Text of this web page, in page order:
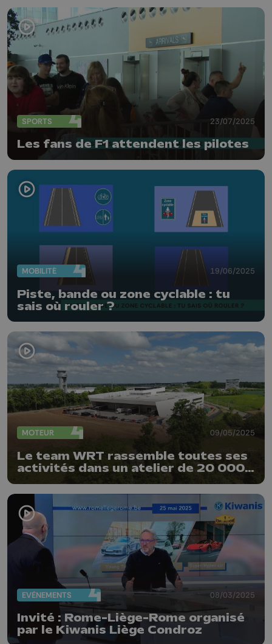
SPORTS 23/07/2025
Les fans de F1 attendent les pilotes
MOBILITÉ 19/06/2025
Piste, bande ou zone cyclable : tu
sais où rouler ?
MOTEUR 09/05/2025
Le team WRT rassemble toutes ses
activités dans un atelier de 20 000
EVÈNEMENTS 08/03/2025
Invité : Rome-Liège-Rome organisé
par le Kiwanis Liège Condroz